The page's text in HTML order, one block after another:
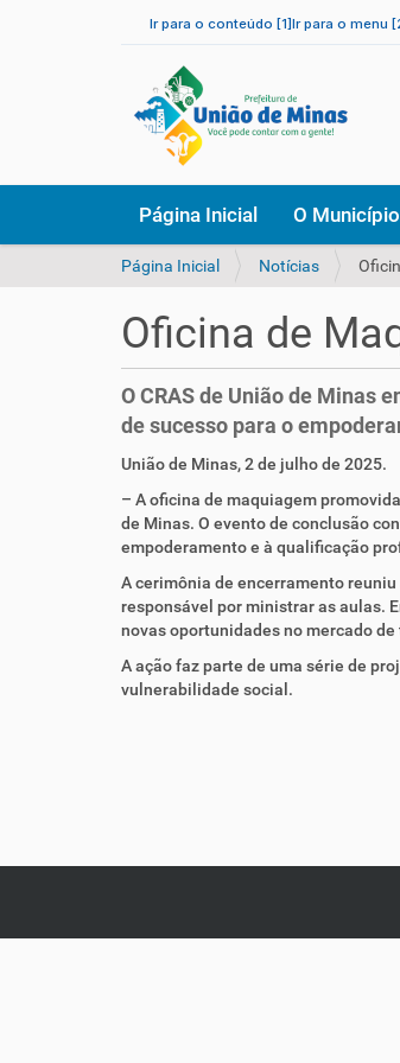
Ir para o conteúdo [1]Ir para o menu
v
Página Inicial O Município
V
ê
t
á
a
u
i
:
Página Inicial Notícias
Oficina de
O CRAS de União de Minas
de sucesso para o
União de Minas, 2 de julho de 2025.
– A oficina de maquiagem
de Minas. O evento de conclusão
empoderamento e à qualificação
A cerimônia de encerramento
responsável por ministrar as aulas.
novas oportunidades no mercado
A ação faz parte de uma série de
vulnerabilidade social.